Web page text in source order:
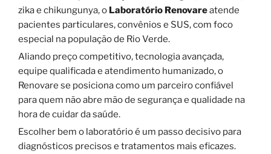
zika e chikungunya, o Laboratório Renovareatende
pacientes particulares, convênios e SUS, com foco
especial na população de Rio Verde.
Aliando preço competitivo, tecnologia avançada,
equipe qualificada e atendimento humanizado, o
Renovare se posiciona como um parceiro confiável
para quem não abre mão de segurança e qualidade na
hora de cuidar da saúde.
Escolher bem o laboratório é um passo decisivo para
diagnósticos precisos e tratamentos mais eficazes.